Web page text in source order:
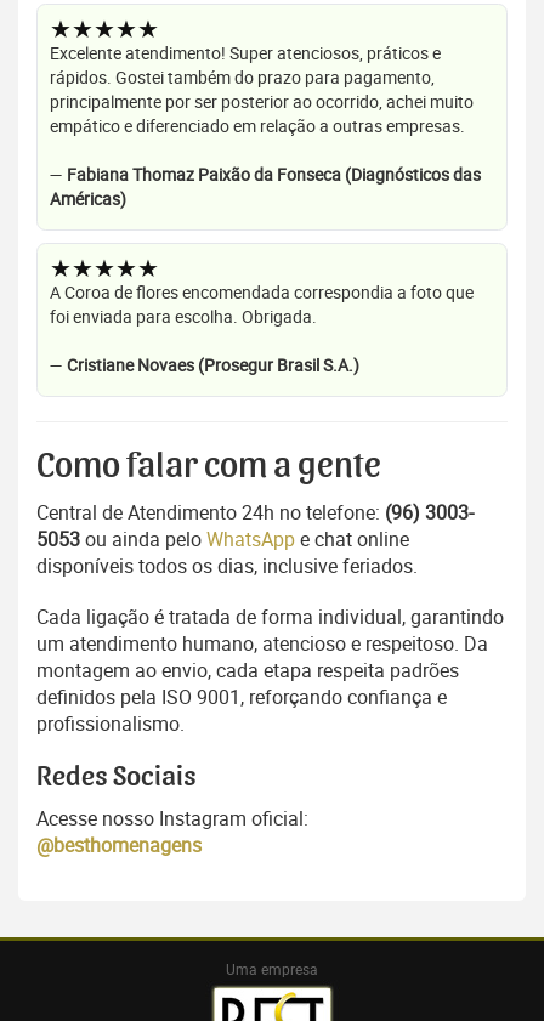
★★★★★
Excelente atendimento! Super atenciosos, práticos e
rápidos. Gostei também do prazo para pagamento,
principalmente por ser posterior ao ocorrido, achei muito
empático e diferenciado em relação a outras empresas.
— Fabiana Thomaz Paixão da Fonseca (Diagnósticos das
Américas)
★★★★★
A Coroa de flores encomendada correspondia a foto que
foi enviada para escolha. Obrigada.
— Cristiane Novaes (Prosegur Brasil S.A.)
Como falar com a gente
Central de Atendimento 24h no telefone: (96) 3003-
5053ou ainda peloWhatsAppe chat online
disponíveis todos os dias, inclusive feriados.
Cada ligação é tratada de forma individual, garantindo
um atendimento humano, atencioso e respeitoso. Da
montagem ao envio, cada etapa respeita padrões
definidos pela ISO 9001, reforçando confiança e
profissionalismo.
Redes Sociais
Acesse nosso Instagram oficial:
@besthomenagens
Uma empresa